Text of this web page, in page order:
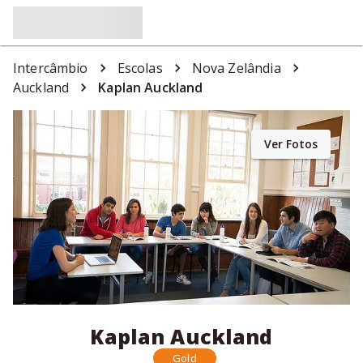
Intercâmbio Escolas
Nova Zelândia
Auckland
Kaplan Auckland
Ver Fotos
Kaplan Auckland
Gold